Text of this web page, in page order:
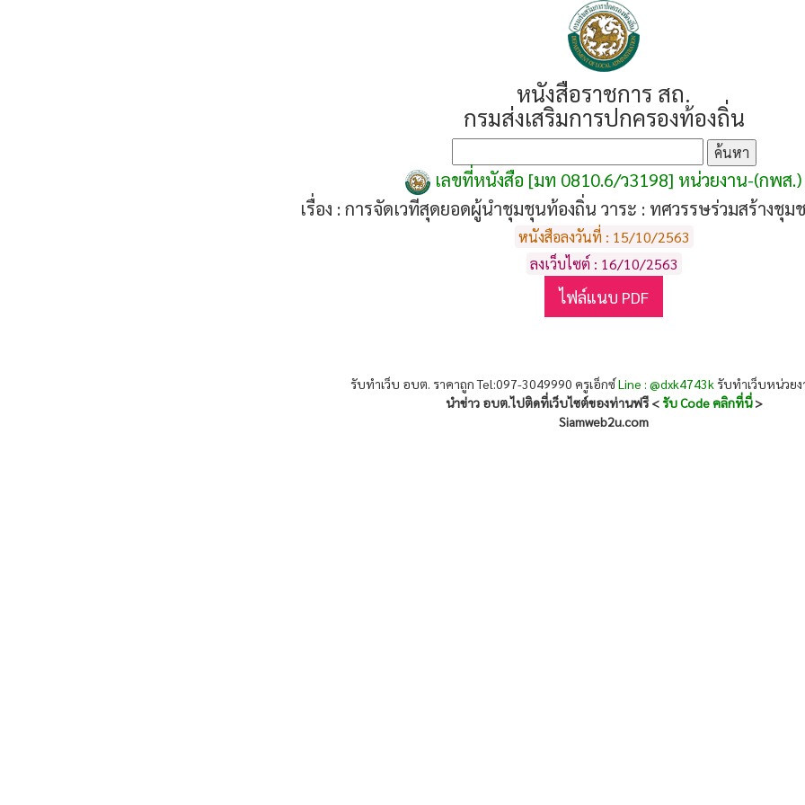
หนังสือราชการ สถ.
กรมส่งเสริมการปกครองท้องถิ่น
เลขที่หนังสือ [มท 0810.6/ว3198] หน่วยงาน-(กพส.)
เรื่อง :การจัดเวทีสุดยอดผู้นำชุมชุนท้องถิ่น วาระ : ทศวรรษร่วมสร้างชุ
หนังสือลงวันที่ : 15/10/2563
ลงเว็บไซต์ : 16/10/2563
ไฟล์แนบ PDF
รับทำเว็บ อบต. ราคาถูก Tel:097-3049990 ครูเอ็กซ์Line : @dxk4743k รับทำเว็บหน่วย
นำข่าว อบต.ไปติดที่เว็บไซต์ของท่านฟรี <รับ Code คลิกที่นี่>
Siamweb2u.com